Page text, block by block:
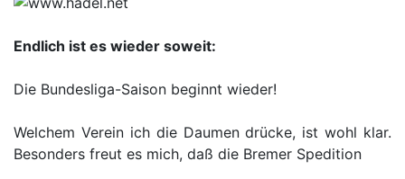
Endlich ist es wieder soweit:
Die Bundesliga-Saison beginnt wieder!
Welchem Verein ich die Daumen drücke, ist wohl klar.
Besonders freut es mich, daß die Bremer Spedition